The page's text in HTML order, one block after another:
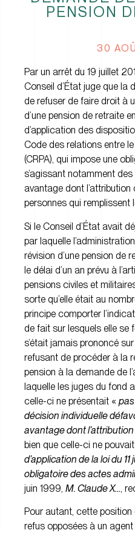
PENSION
30
Par un arrêt du 19 juillet
Conseil d’État juge que la
de refuser de faire droit à
d’une pension de retraite
d’application des
Code des relations entre
(CRPA), qui impose une
s’agissant notamment
avantage dont
personnes qui remplissent
Si le Conseil d’État avait
par laquelle
révision d’une pension de
le délai d’un an prévu à
pensions civiles et
sorte qu’elle était au
principe comporter
de fait sur lesquels elle se
s’était jamais prononcé
refusant de procéder à la
pension à la demande de
laquelle les juges du fond
celle-ci ne présentait «
décision individuelle
avantage dont
bien que celle-ci ne
d’application de la loi du
obligatoire des actes
juin 1999, M. Claude X… ,
Pour autant, cette
refus opposées à un